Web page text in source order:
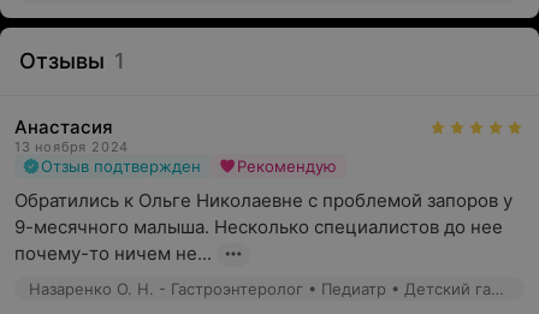
Отзывы 1
Анастасия
13 ноября 2024
Отзыв подтвержден Рекомендую
Обратились к Ольге Николаевне с проблемой запоров у
9-месячного малыша. Несколько специалистов до нее
почему-то ничем не...
Назаренко О. Н. - Гастроэнтеролог • Педиатр • Детский гастроэнтеролог